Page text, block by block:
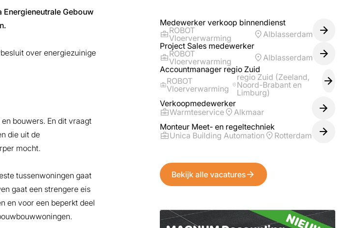
Energieneutrale Gebouw
over energiezuinige
bouwers. En dit vraagt
die uit de
mocht.
tussenwoningen gaat
gaat een strengere eis
en voor een beperkt deel
Medewerker verkoop binnendienst
ROBOT
Vloerverwarming
Alblasserdam
Project Sales medewerker
ROBOT
Vloerverwarming
Alblasserdam
Accountmanager regio Zuid
ROBOT
Vloerverwarming
regio Zuid (Zeeland,
Noord-Brabant en
Limburg)
Verkoopmedewerker
Warmteservice
Alkmaar
Monteur Meet- en regeltechniek
Unica Building Automation
Rotterdam
Bekijk alle vacatures